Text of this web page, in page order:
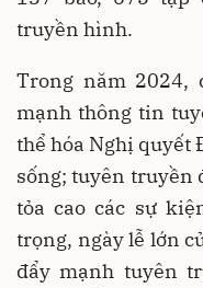
truyền hình.
Trong năm 2024,
mạnh thông tin
thể hóa Nghị quyết
sống; tuyên truyền
tỏa cao các sự
trọng, ngày lễ lớn
đẩy mạnh tuyên